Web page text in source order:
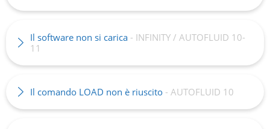
Il software non si carica - INFINITY / AUTOFLUID 10-
11
Il comando LOAD non è riuscito - AUTOFLUID 10